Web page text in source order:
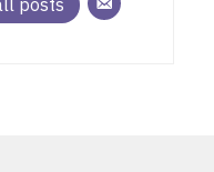
posts